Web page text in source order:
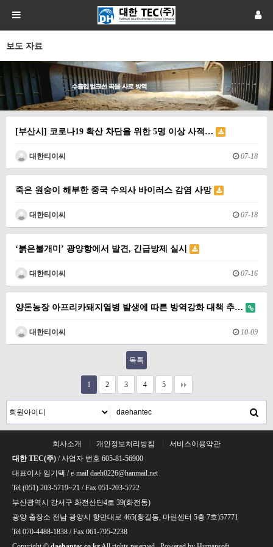
보도 자료
[부산시] 코로나19 확산 차단을 위한 5명 이상 사적…
대한티이씨 07-18
죽은 원숭이 해부한 중국 수의사 바이러스 감염 사망
대한티이씨 07-18
‘붉은불개미’ 광양항에서 발견, 긴급방제 실시
대한티이씨 07-16
양돈농장 아프리카돼지열병 발생에 따른 방역강화 대책 추…
대한티이씨 10-09
목록
1 2 3 4 5
회사소개 개인정보처리방침
서비스이용약관
대한 TEC(주) / 사업자 번호 605-81-56900
대표이사 임기택 / e-mail daeh0226@hanmail.net
Tel (051) 203-5719~21 / Fax 051-203-5722
부산광역시 강서구 화전산단4로 39(화전동)
광양 출장소 전남 광양시 항만대로 465(황길동, 마린센터 5층 7호)57771
Tel 070-4488-1838 / Fax 061-795-2238